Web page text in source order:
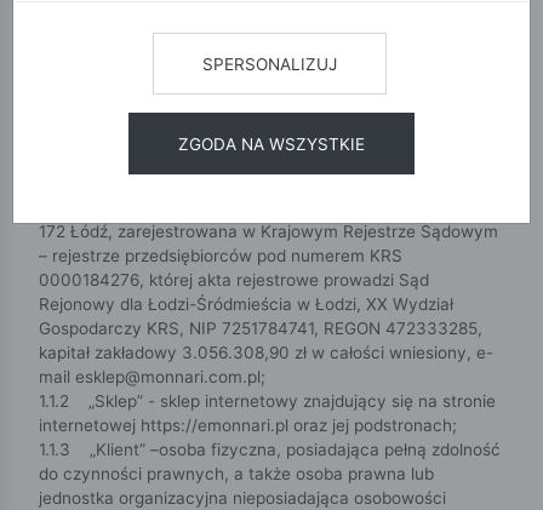
1.1 W niniejszym regulaminie Sklepu Internetowego
Monnari Trade S.A (emonnari.pl), zwanym dalej
172 Łódź, zarejestrowana w Krajowym Rejestrze Sądowym
– rejestrze przedsiębiorców pod numerem KRS
0000184276, której akta rejestrowe prowadzi Sąd
Rejonowy dla Łodzi-Śródmieścia w Łodzi, XX Wydział
Gospodarczy KRS, NIP 7251784741, REGON 472333285,
kapitał zakładowy 3.056.308,90 zł w całości wniesiony, e-
mail esklep@monnari.com.pl;
1.1.2 „Sklep” - sklep internetowy znajdujący się na stronie
internetowej https://emonnari.pl oraz jej podstronach;
1.1.3 „Klient” –osoba fizyczna, posiadająca pełną zdolność
do czynności prawnych, a także osoba prawna lub
jednostka organizacyjna nieposiadająca osobowości
SPERSONALIZUJ
ZGODA NA WSZYSTKIE